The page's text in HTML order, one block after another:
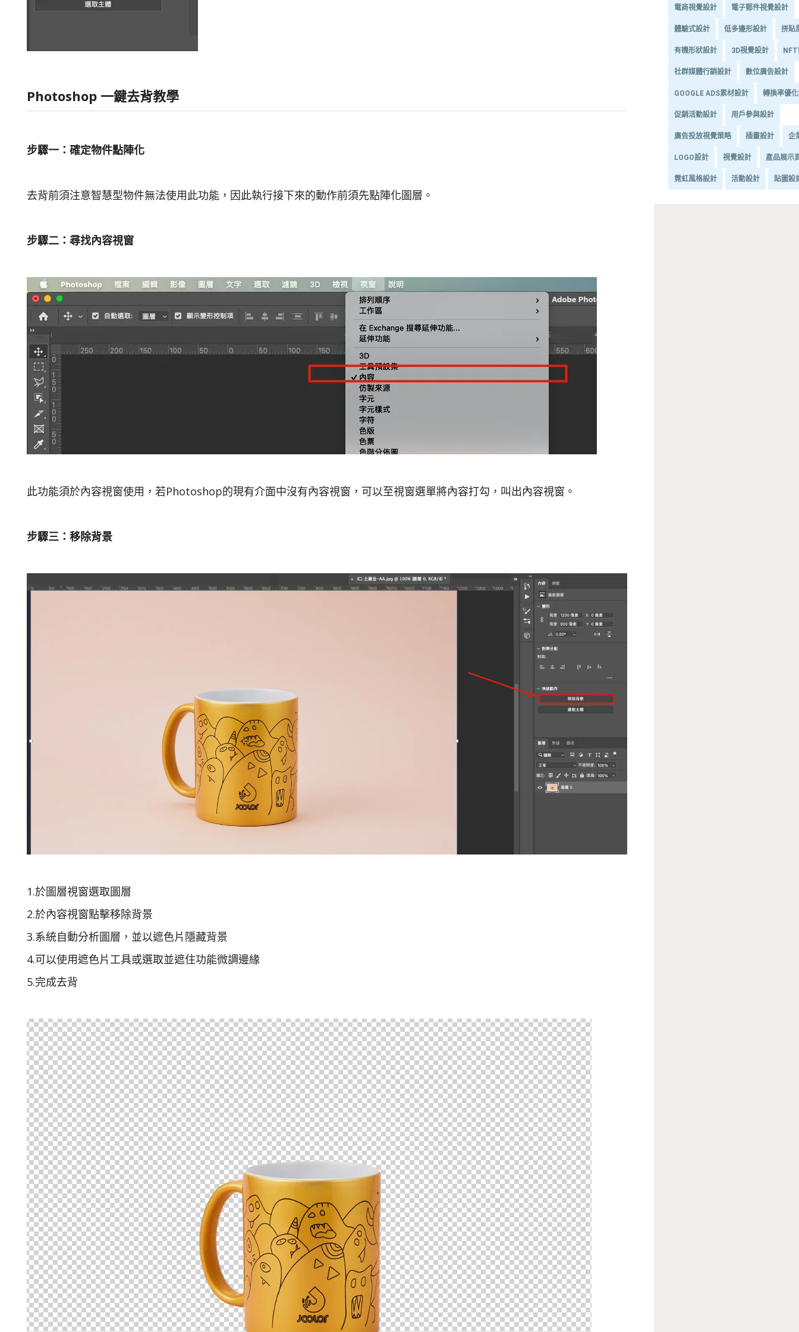
Photoshop 一鍵去背教學
步驟一：確定物件點陣化
去背前須注意智慧型物件無法使用此功能，因此執行接下來的動作前須先點陣化圖層。
步驟二：尋找內容視窗
此功能須於內容視窗使用，若Photoshop的現有介面中沒有內容視窗，可以至視窗選單將內容打勾，叫出內容視窗。
步驟三：移除背景
1.於圖層視窗選取圖層
2.於內容視窗點擊移除背景
3.系統自動分析圖層，並以遮色片隱藏背景
4.可以使用遮色片工具或選取並遮住功能微調邊緣
5.完成去背
電商視覺設計 電子郵件視覺設計
體驗式設計 低多邊形設計 拼貼
有機形狀設計 3D視覺設計
社群媒體行銷設計 數位廣告設計
GOOGLE ADS素材設計 轉換率優
促銷活動設計 用戶參與設計
廣告投放視覺策略 插畫設計 企
LOGO設計 視覺設計 產品展示
霓虹風格設計 活動設計 貼圖設